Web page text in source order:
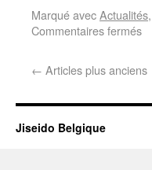
Marqué avecActualités,
Commentaires fermés
← Articles plus anciens
Jiseido Belgique